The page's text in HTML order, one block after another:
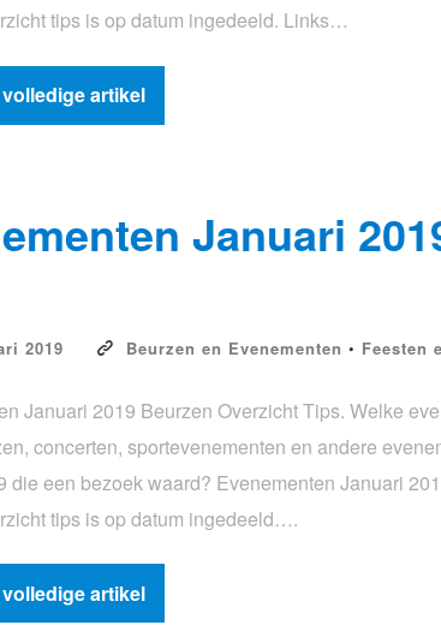
tips is op datum ingedeeld. Links…
artikel
Januari
2019 Beurzen en Evenementen • Feesten
Januari 2019 Beurzen Overzicht Tips. Welke
concerten, sportevenementen en andere
die een bezoek waard? Evenementen Januari
tips is op datum ingedeeld….
artikel